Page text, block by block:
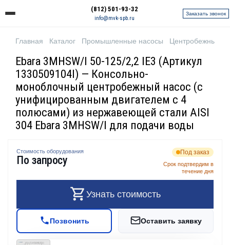
(812) 501-93-32
info@mvk-spb.ru
Заказать звонок
Главная Каталог Промышленные насосы Центробежные
Ebara 3MHSW/I 50-125/2,2 IE3 (Артикул
1330509104I) — Консольно-
моноблочный центробежный насос (с
унифицированным двигателем с 4
полюсами) из нержавеющей стали AISI
304 Ebara 3MHSW/I для подачи воды
Стоимость оборудования
По запросу
Под заказ
Срок подтвердим в
течение дня
Узнать стоимость
Позвонить Оставить заявку